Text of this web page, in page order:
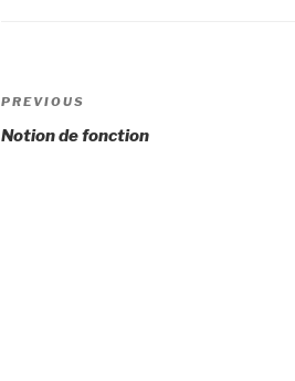
Post
navigation
Previous
Post
PREVIOUS
Notion de fonction